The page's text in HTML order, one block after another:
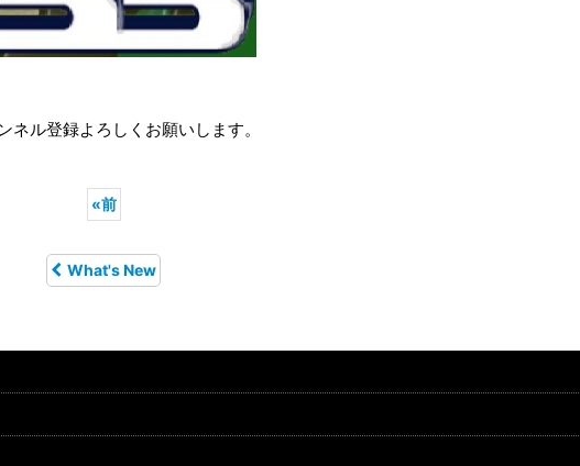
ル登録よろしくお願いします。
«前
What's New